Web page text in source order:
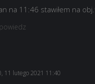
na 11:46 stawiłem na
11 lutego 2021 11:40